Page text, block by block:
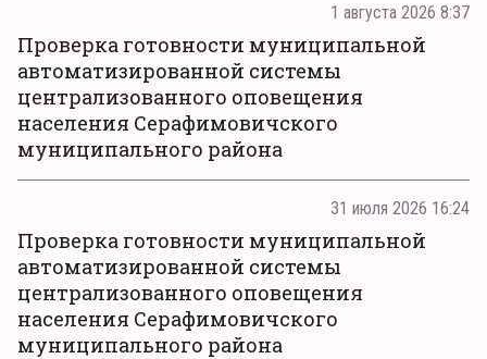
1 августа 2026 8:37
Проверка готовности муниципальной
автоматизированной системы
централизованного оповещения
населения Серафимовичского
муниципального района
31 июля 2026 16:24
Проверка готовности муниципальной
автоматизированной системы
централизованного оповещения
населения Серафимовичского
муниципального района